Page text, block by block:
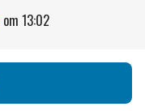
om 13:02